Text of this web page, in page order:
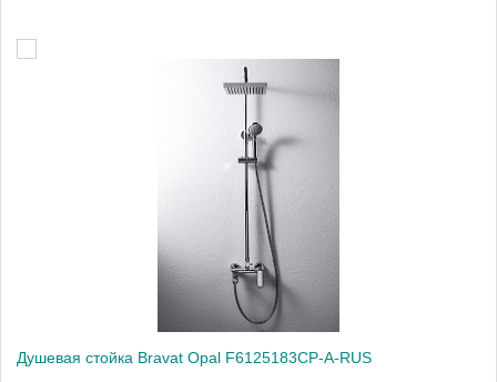
Душевая стойка Bravat Opal F6125183CP-A-RUS